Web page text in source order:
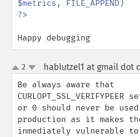
Happy debugging
up
down
2 hablutzel1 at gmail dot
Be always aware that
CURLOPT_SSL_VERIFYPEER
or 0 should never be
production as it makes
inmediately vulnerable